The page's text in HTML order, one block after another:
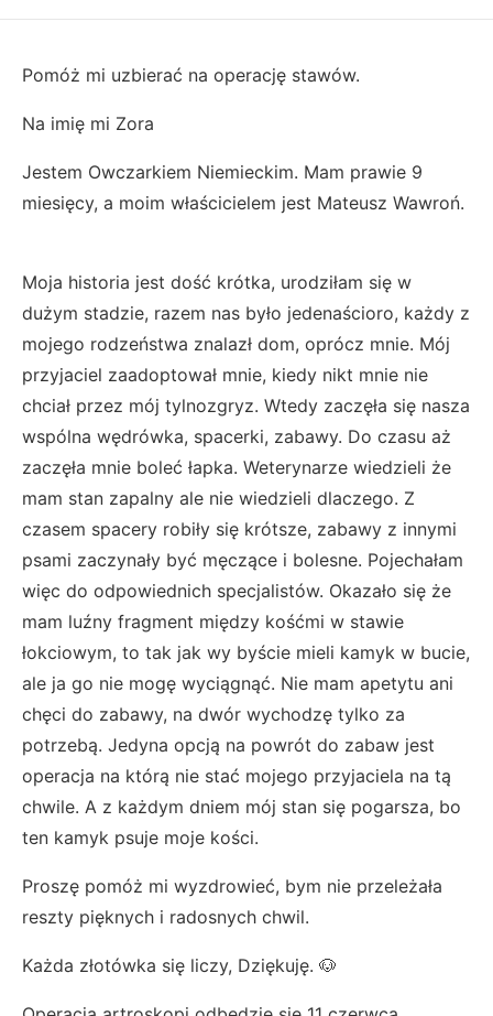
Pomóż mi uzbierać na operację stawów.
Na imię mi Zora
Jestem Owczarkiem Niemieckim. Mam prawie 9
miesięcy, a moim właścicielem jest Mateusz Wawroń.
Moja historia jest dość krótka, urodziłam się w
dużym stadzie, razem nas było jedenaścioro, każdy z
mojego rodzeństwa znalazł dom, oprócz mnie. Mój
przyjaciel zaadoptował mnie, kiedy nikt mnie nie
chciał przez mój tylnozgryz. Wtedy zaczęła się nasza
wspólna wędrówka, spacerki, zabawy. Do czasu aż
zaczęła mnie boleć łapka. Weterynarze wiedzieli że
mam stan zapalny ale nie wiedzieli dlaczego. Z
czasem spacery robiły się krótsze, zabawy z innymi
psami zaczynały być męczące i bolesne. Pojechałam
więc do odpowiednich specjalistów. Okazało się że
mam luźny fragment między kośćmi w stawie
łokciowym, to tak jak wy byście mieli kamyk w bucie,
ale ja go nie mogę wyciągnąć. Nie mam apetytu ani
chęci do zabawy, na dwór wychodzę tylko za
potrzebą. Jedyna opcją na powrót do zabaw jest
operacja na którą nie stać mojego przyjaciela na tą
chwile. A z każdym dniem mój stan się pogarsza, bo
ten kamyk psuje moje kości.
Proszę pomóż mi wyzdrowieć, bym nie przeleżała
reszty pięknych i radosnych chwil.
Każda złotówka się liczy, Dziękuję. 🐶